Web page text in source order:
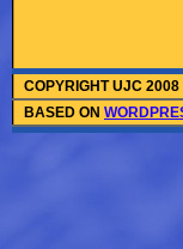
COPYRIGHT UJC 2008
BASED ON